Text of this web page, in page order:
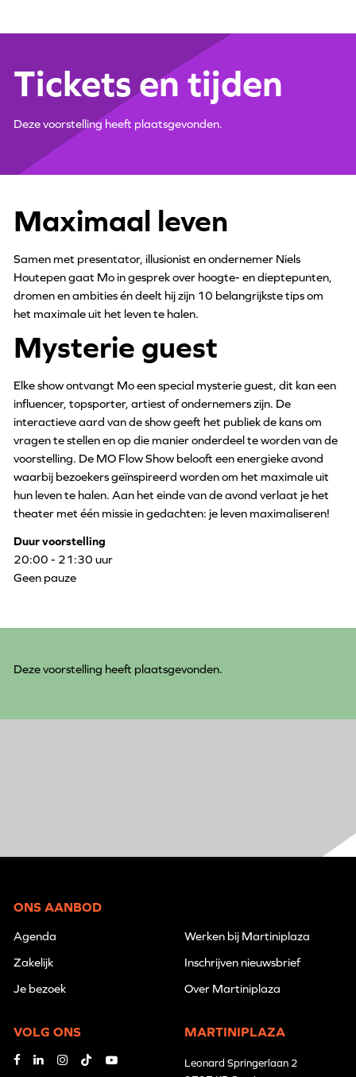
Tickets en tijden
Deze voorstelling heeft plaatsgevonden.
Maximaal leven
Samen met presentator, illusionist en ondernemer Niels
Houtepen gaat Mo in gesprek over hoogte- en dieptepunten,
dromen en ambities én deelt hij zijn 10 belangrijkste tips om
het maximale uit het leven te halen.
Mysterie guest
Elke show ontvangt Mo een special mysterie guest, dit kan een
influencer, topsporter, artiest of ondernemers zijn. De
interactieve aard van de show geeft het publiek de kans om
vragen te stellen en op die manier onderdeel te worden van de
voorstelling. De MO Flow Show belooft een energieke avond
waarbij bezoekers geïnspireerd worden om het maximale uit
hun leven te halen. Aan het einde van de avond verlaat je het
theater met één missie in gedachten: je leven maximaliseren!
Duur voorstelling
20:00 - 21:30 uur
Geen pauze
Deze voorstelling heeft plaatsgevonden.
ONS AANBOD
Agenda
Zakelijk
Je bezoek
Werken bij Martiniplaza
Inschrijven nieuwsbrief
Over Martiniplaza
VOLG ONS MARTINIPLAZA
Leonard Springerlaan 2